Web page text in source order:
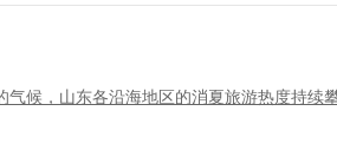
候，山东各沿海地区的消夏旅游热度持续攀